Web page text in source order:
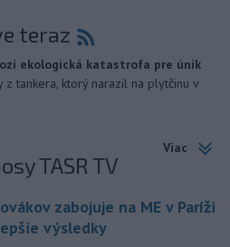
teraz
ekologická katastrofa pre únik
z tankera, ktorý narazil na plytčinu v
Viac
TASR TV
zabojuje na ME v Paríži
výsledky